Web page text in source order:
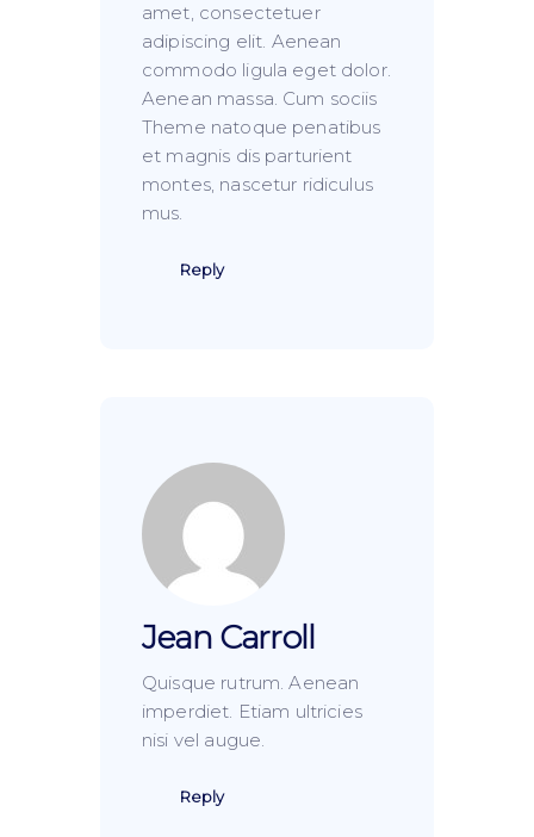
amet, consectetuer
adipiscing elit. Aenean
commodo ligula eget dolor.
Aenean massa. Cum sociis
Theme natoque penatibus
et magnis dis parturient
montes, nascetur ridiculus
mus.
Reply
Jean Carroll
Quisque rutrum. Aenean
imperdiet. Etiam ultricies
nisi vel augue.
Reply